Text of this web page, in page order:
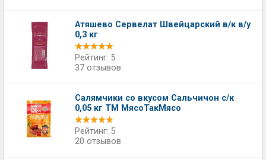
Атяшево Сервелат Швейцарский в/к в/у
0,3 кг
Рейтинг: 5
37 отзывов
Салямчики со вкусом Сальчичон с/к
0,05 кг ТМ МясоТакМясо
Рейтинг: 5
20 отзывов